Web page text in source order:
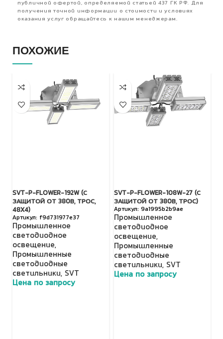
публичной офертой, определяемой статьей 437 ГК РФ. Для
получения точной информации о стоимости и условиях
оказания услуг обращайтесь к нашим менеджерам.
ПОХОЖИЕ
SVT-P-FLOWER-192W (С
ЗАЩИТОЙ ОТ 380В, ТРОС,
48X4)
f9d731977e37
Промышленное
светодиодное
освещение,
Промышленные
светодиодные
светильники, SVT
Цена по запросу
SVT-P-FLOWER-108W-27 (С
ЗАЩИТОЙ ОТ 380В, ТРОС)
9a1995b2b9ae
Промышленное
светодиодное
освещение,
Промышленные
светодиодные
светильники, SVT
Цена по запросу